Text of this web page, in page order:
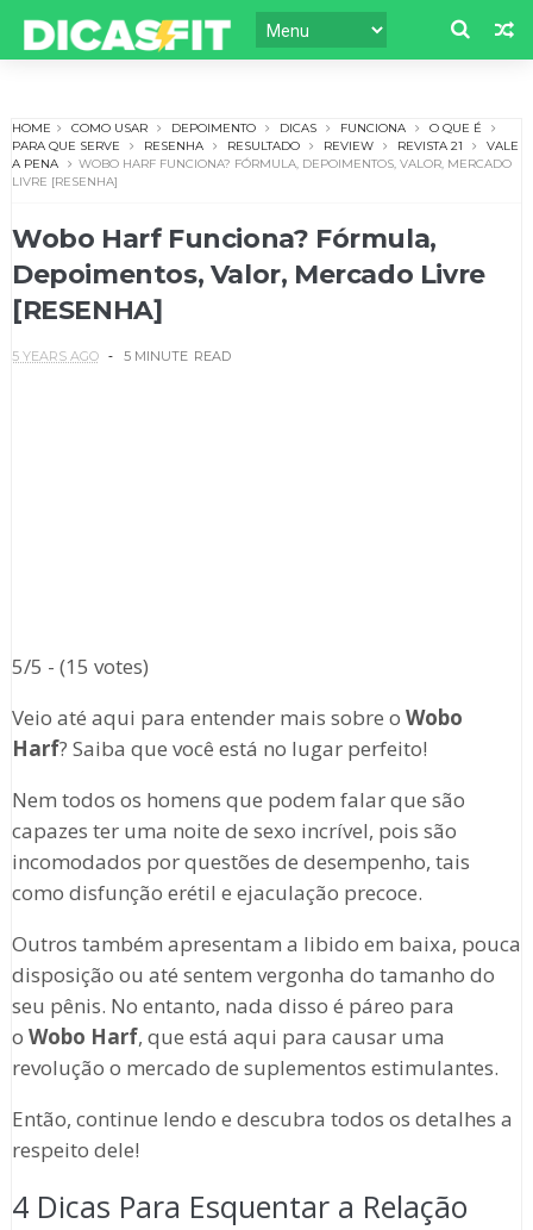
HOME COMO USAR DEPOIMENTO DICAS FUNCIONA
O QUE É
PARA QUE SERVE
RESENHA RESULTADO REVIEW REVISTA 21
VALE
A PENA
WOBO HARF FUNCIONA? FÓRMULA, DEPOIMENTOS, VALOR, MERCADO
LIVRE [RESENHA]
Wobo Harf Funciona? Fórmula,
Depoimentos, Valor, Mercado Livre
[RESENHA]
5 YEARS AGO 5 MINUTE READ
5/5 - (15 votes)
Veio até aqui para entender mais sobre o Wobo
Harf? Saiba que você está no lugar perfeito!
Nem todos os homens que podem falar que são
capazes ter uma noite de sexo incrível, pois são
incomodados por questões de desempenho, tais
como disfunção erétil e ejaculação precoce.
Outros também apresentam a libido em baixa, pouca
disposição ou até sentem vergonha do tamanho do
seu pênis. No entanto, nada disso é páreo para
o Wobo Harf, que está aqui para causar uma
revolução o mercado de suplementos estimulantes.
Então, continue lendo e descubra todos os detalhes a
respeito dele!
4 Dicas Para Esquentar a Relação